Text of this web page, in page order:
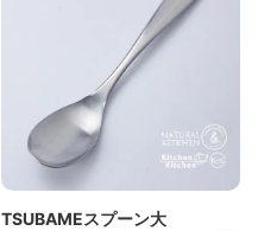
TSUBAMEスプーン大